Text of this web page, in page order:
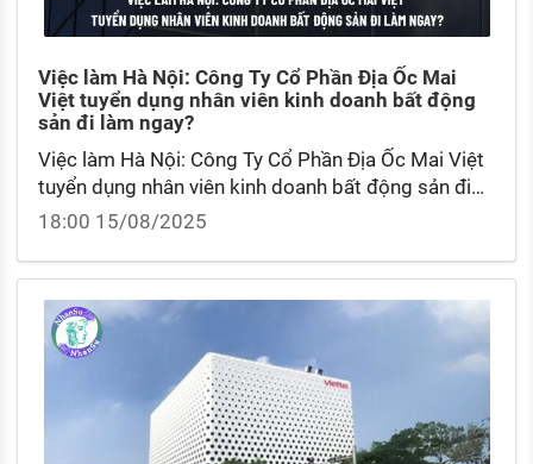
KHÁM PHÁ NGHỀ NGHIỆP
Kỹ năng nghề nghiệp
HƯỚNG NGHIỆP VIỆC LÀM
Đặc trưng từng nghề
XÂY DỰNG VÀ PHÁT TRIỂN ĐỘI NGŨ
NHÂN SỰ
TUYỂN DỤNG VIỆC LÀM
Việc làm Hà Nội: Công Ty Cổ Phần Địa Ốc Mai
Việt tuyển dụng nhân viên kinh doanh bất động
sản đi làm ngay?
Việc làm Hà Nội: Công Ty Cổ Phần Địa Ốc Mai Việt
tuyển dụng nhân viên kinh doanh bất động sản đi
làm ngay? Chi tiết thu nhập nhân viên kinh doanh
18:00 15/08/2025